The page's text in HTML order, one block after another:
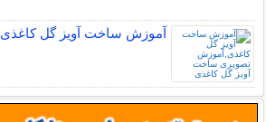
آموزش ساخت آویز گل کاغذی